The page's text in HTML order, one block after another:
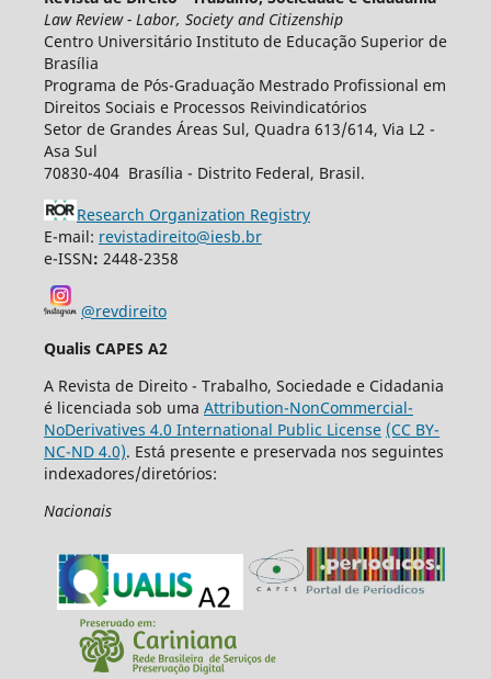
Law Review - Labor, Society and Citizenship
Centro Universitário Instituto de Educação Superior de
Brasília
Programa de Pós-Graduação Mestrado Profissional em
Direitos Sociais e Processos Reivindicatórios
Setor de Grandes Áreas Sul, Quadra 613/614, Via L2 -
Asa Sul
70830-404 Brasília - Distrito Federal, Brasil.
Research Organization Registry
E-mail: revistadireito@iesb.br
e-ISSN: 2448-2358
@revdireito
Qualis CAPES A2
A Revista de Direito - Trabalho, Sociedade e Cidadania
é licenciada sob uma Attribution-NonCommercial-
NoDerivatives 4.0 International Public License (CC BY-
NC-ND 4.0). Está presente e preservada nos seguintes
indexadores/diretórios:
Nacionais